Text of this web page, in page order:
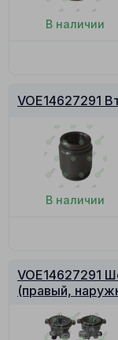
В наличии
VOE14627291
В наличии
VOE14627291
(правый,